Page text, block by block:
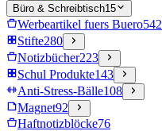
Büro & Schreibtisch15
Werbeartikel fuers Buero542
Stifte280
Notizbücher223
Schul Produkte143
Anti-Stress-Bälle108
Magnet92
Haftnotizblöcke76